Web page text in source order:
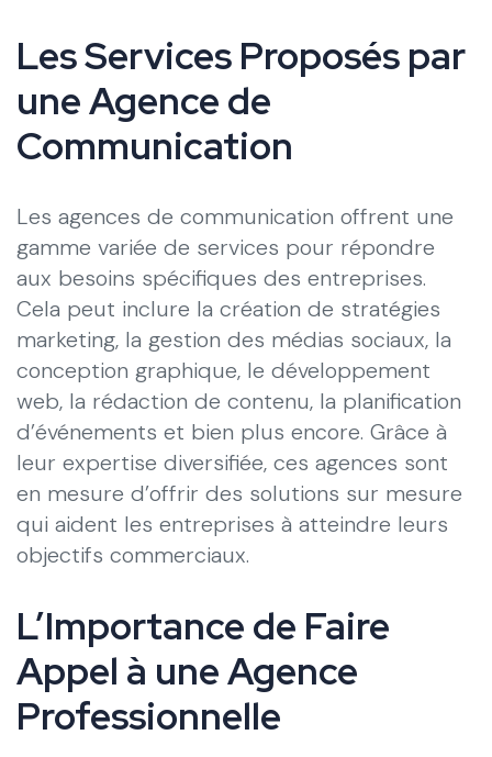
Les Services Proposés par
une Agence de
Communication
Les agences de communication offrent une
gamme variée de services pour répondre
aux besoins spécifiques des entreprises.
Cela peut inclure la création de stratégies
marketing, la gestion des médias sociaux, la
conception graphique, le développement
web, la rédaction de contenu, la planification
d’événements et bien plus encore. Grâce à
leur expertise diversifiée, ces agences sont
en mesure d’offrir des solutions sur mesure
qui aident les entreprises à atteindre leurs
objectifs commerciaux.
L’Importance de Faire
Appel à une Agence
Professionnelle